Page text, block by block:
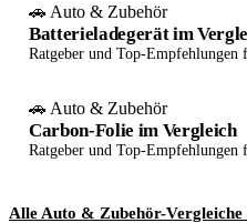
🚗 Auto & Zubehör
Batterieladegerät im
Ratgeber und Top-Empfehlungen
🚗 Auto & Zubehör
Carbon-Folie im Vergleich
Ratgeber und Top-Empfehlungen
Alle Auto & Zubehör-Vergleiche